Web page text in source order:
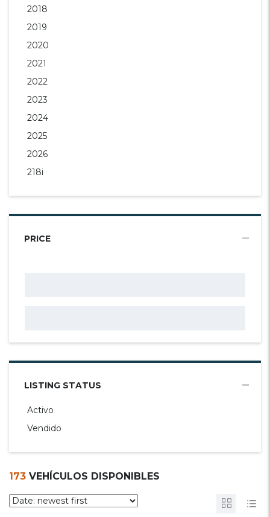
2018
2019
2020
2021
2022
2023
2024
2025
2026
218i
PRICE
LISTING STATUS
Activo
Vendido
173 VEHÍCULOS DISPONIBLES